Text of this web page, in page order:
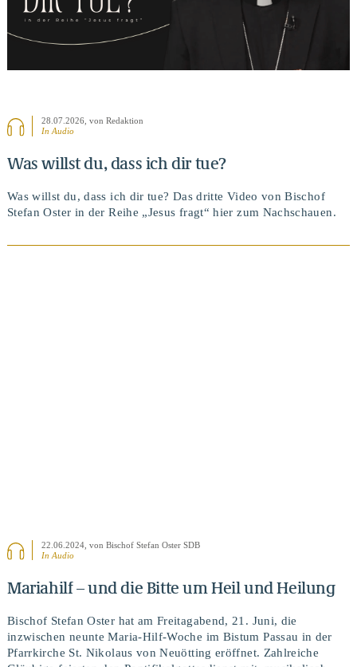
28.07.2026 , von Redaktion
In Audio
Was willst du, dass ich dir tue?
Was willst du, dass ich dir tue? Das dritte Video von Bischof
Stefan Oster in der Reihe „Jesus fragt“ hier zum Nachschauen.
22.06.2024 , von Bischof Stefan Oster SDB
In Audio
Mariahilf – und die Bitte um Heil und Heilung
Bischof Stefan Oster hat am Freitagabend, 21. Juni, die
inzwischen neunte Maria-Hilf-Woche im Bistum Passau in der
Pfarrkirche St. Nikolaus von Neuötting eröffnet. Zahlreiche